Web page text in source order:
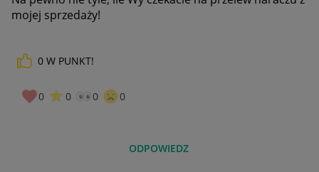
mojej sprzedaży!
0 W PUNKT!
0 0 0 0
ODPOWIEDZ